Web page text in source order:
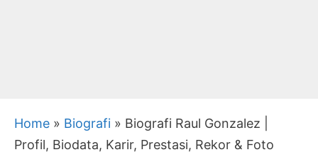
Home » Biografi » Biografi Raul Gonzalez |
Profil, Biodata, Karir, Prestasi, Rekor & Foto